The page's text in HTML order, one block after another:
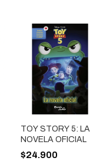
TOY STORY 5: LA
NOVELA OFICIAL
$24.900